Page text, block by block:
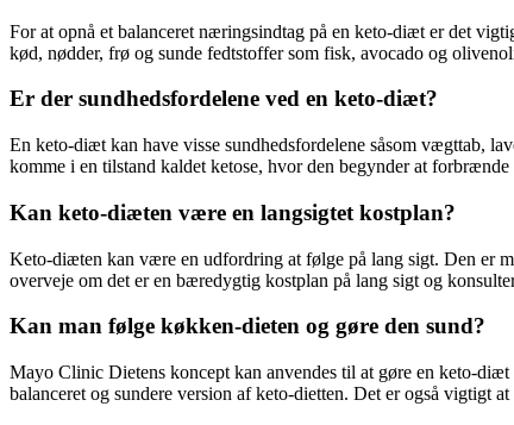
For at opnå et balanceret næringsindtag på en keto-diæt er det
kød, nødder, frø og sunde fedtstoffer som fisk, avocado og
Er der sundhedsfordelene ved en keto-diæt?
En keto-diæt kan have visse sundhedsfordelene såsom vægttab,
komme i en tilstand kaldet ketose, hvor den begynder at
Kan keto-diæten være en langsigtet kostplan?
Keto-diæten kan være en udfordring at følge på lang sigt. Den er
overveje om det er en bæredygtig kostplan på lang sigt og
Kan man følge køkken-dieten og gøre den sund?
Mayo Clinic Dietens koncept kan anvendes til at gøre en keto-
balanceret og sundere version af keto-dietten. Det er også vigtigt